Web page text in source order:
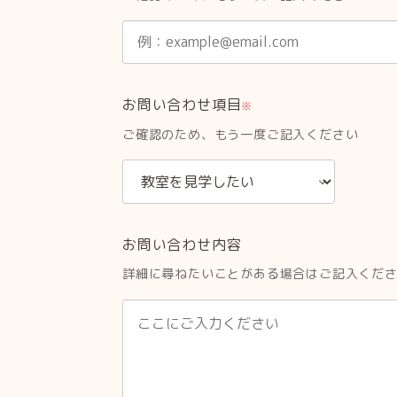
お問い合わせ項目※
ご確認のため、もう一度ご記入ください
お問い合わせ内容
詳細に尋ねたいことがある場合はご記入くだ